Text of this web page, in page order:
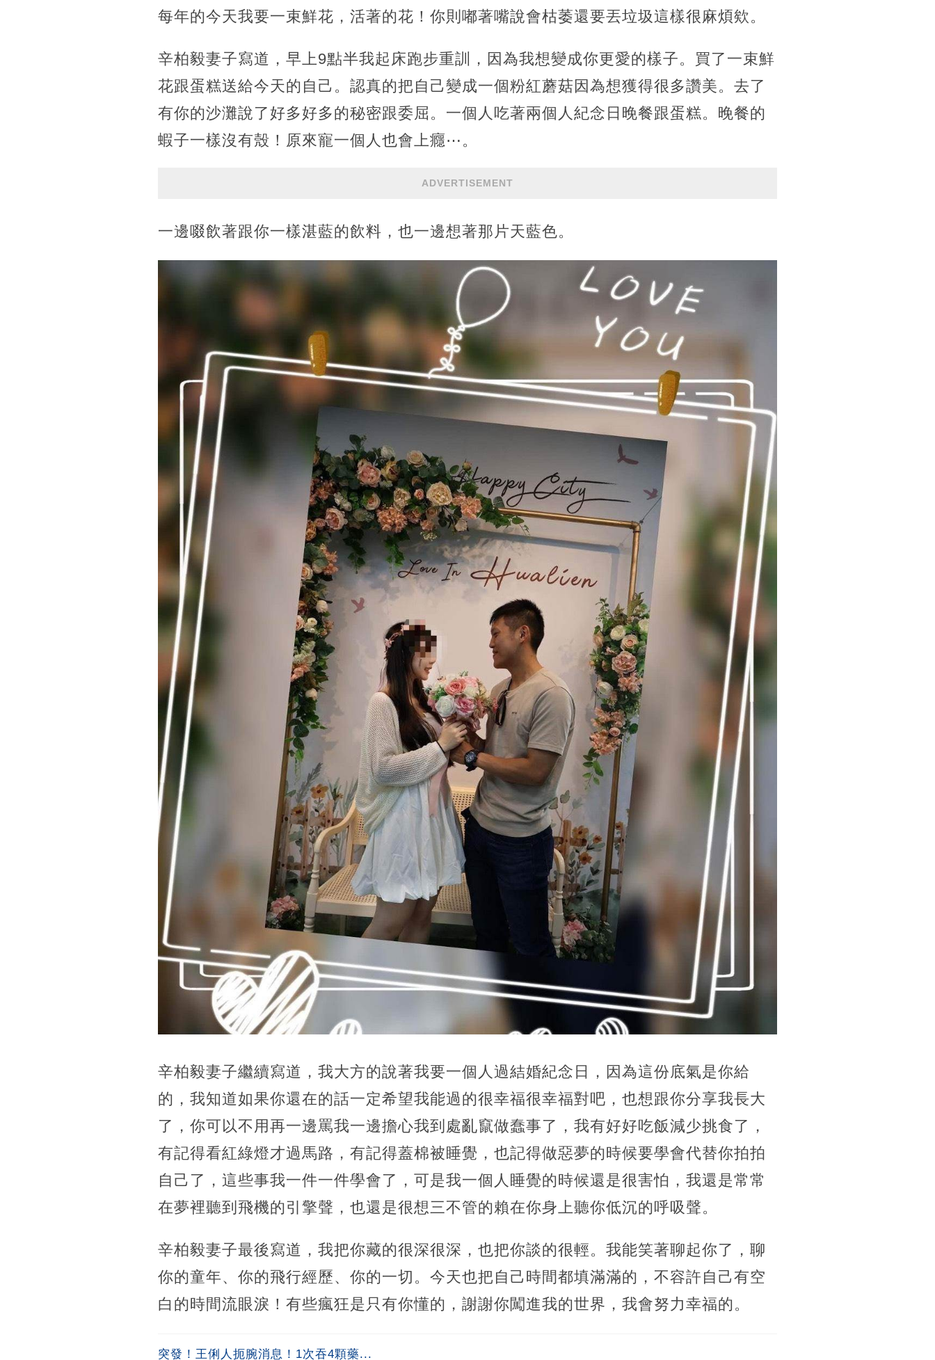
每年的今天我要一束鮮花，活著的花！你則嘟著嘴說會枯萎還要丟垃圾這樣很麻煩欸。
辛柏毅妻子寫道，早上9點半我起床跑步重訓，因為我想變成你更愛的樣子。買了一束鮮
花跟蛋糕送給今天的自己。認真的把自己變成一個粉紅蘑菇因為想獲得很多讚美。去了
有你的沙灘說了好多好多的秘密跟委屈。一個人吃著兩個人紀念日晚餐跟蛋糕。晚餐的
蝦子一樣沒有殼！原來寵一個人也會上癮⋯。
ADVERTISEMENT
一邊啜飲著跟你一樣湛藍的飲料，也一邊想著那片天藍色。
辛柏毅妻子繼續寫道，我大方的說著我要一個人過結婚紀念日，因為這份底氣是你給
的，我知道如果你還在的話一定希望我能過的很幸福很幸福對吧，也想跟你分享我長大
了，你可以不用再一邊罵我一邊擔心我到處亂竄做蠢事了，我有好好吃飯減少挑食了，
有記得看紅綠燈才過馬路，有記得蓋棉被睡覺，也記得做惡夢的時候要學會代替你拍拍
自己了，這些事我一件一件學會了，可是我一個人睡覺的時候還是很害怕，我還是常常
在夢裡聽到飛機的引擎聲，也還是很想三不管的賴在你身上聽你低沉的呼吸聲。
辛柏毅妻子最後寫道，我把你藏的很深很深，也把你談的很輕。我能笑著聊起你了，聊
你的童年、你的飛行經歷、你的一切。今天也把自己時間都填滿滿的，不容許自己有空
白的時間流眼淚！有些瘋狂是只有你懂的，謝謝你闖進我的世界，我會努力幸福的。
突發！王俐人扼腕消息！1次吞4顆藥...